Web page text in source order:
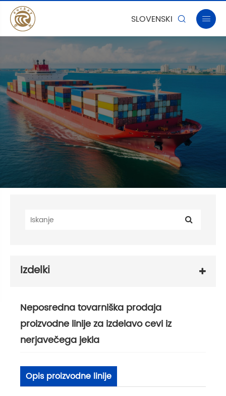
SLOVENSKI  
Izdelki
Neposredna tovarniška prodaja
proizvodne linije za izdelavo cevi iz
nerjavečega jekla
Opis proizvodne linije